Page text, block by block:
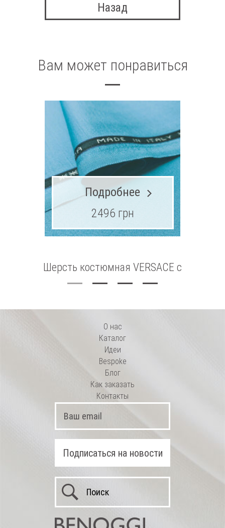
Назад
Вам может понравиться
Шерсть костюмная VERSACE с
эластаном
Подробнее
2496 грн
О нас
Каталог
Идеи
Bespoke
Блог
Как заказать
Контакты